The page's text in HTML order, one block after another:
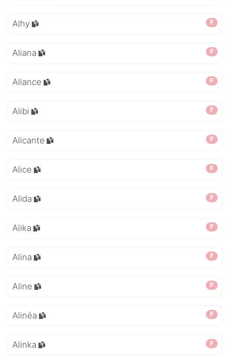
F
Alhy
F
Aliana
F
Aliance
F
Alibi
F
Alicante
F
Alice
F
Alida
F
Alika
F
Alina
F
Aline
F
Alinéa
F
Alinka